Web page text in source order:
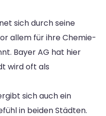
sich durch seine
allem für ihre Chemie-
Bayer AG hat hier
wird oft als
sich auch ein
in beiden Städten.